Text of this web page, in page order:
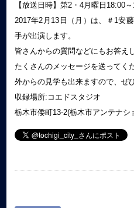
【放送日時】第2・4月曜日18:00
2017年2月13日（月）は、＃1安
手が出演します。
皆さんからの質問などにもお答え
たくさんのメッセージを送ってく
外からの見学も出来ますので、ぜ
収録場所:コエドスタジオ
栃木市倭町13-2(栃木市アンテナ